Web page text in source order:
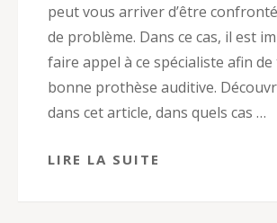
peut vous arriver d’être
de problème. Dans ce cas, il est
faire appel à ce spécialiste afin
bonne prothèse auditive.
dans cet article, dans quels cas …
LIRE LA SUITE